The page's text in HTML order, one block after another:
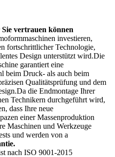
vertrauen können
investieren,
fortschrittlicher Technologie,
Design unterstützt wird.Die
garantiert eine
beim Druck- als auch beim
Qualitätsprüfung und dem
die Endmontage Ihrer
Technikern durchgeführt wird,
dass Ihre neue
einer Massenproduktion
Maschinen und Werkzeuge
und werden von a
nach ISO 9001-2015